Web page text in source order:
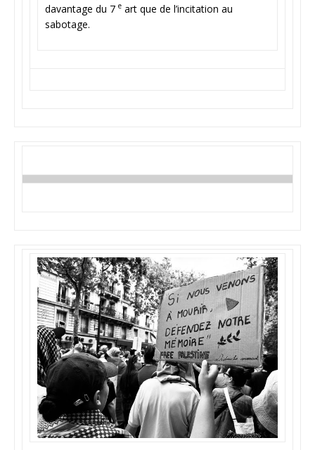
davantage du 7 e art que de l’incitation au
sabotage.